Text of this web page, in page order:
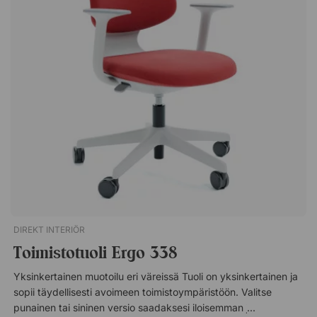
tai neuvottelupöydän alle ja alta.Origami IN matalalla
selkänojalla on mukava työtuoli, jossa yhdistyvät
toiminnallisuus ja ripaus ylellisyyttä. Klassinen ilme tekee
tuolista sopivan moneen eri ympäristöön. Säädettävä
istuinkorkeus. Kromatut alumiinikäsinojat. Polvinivelkeinu, jossa
painovastus. Kromiteräsrunko ilman näkyviä ruuveja. Kiillotettu
alumiinijalkaristikko itsejarruttavilla nailonpyörillä.
DIREKT INTERIÖR
Toimistotuoli Ergo 338
Yksinkertainen muotoilu eri väreissä Tuoli on yksinkertainen ja
sopii täydellisesti avoimeen toimistoympäristöön. Valitse
punainen tai sininen versio saadaksesi iloisemman ja